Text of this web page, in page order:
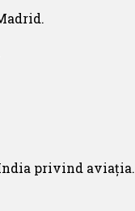
privind aviația.